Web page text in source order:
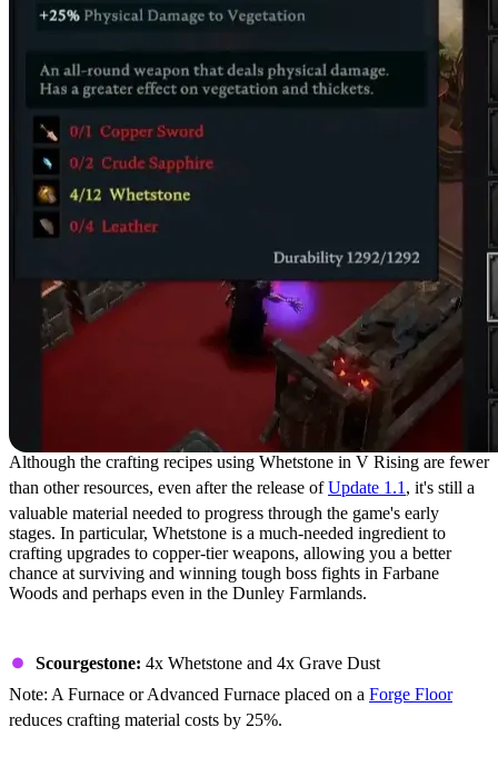
Although the crafting recipes using Whetstone in V Rising are fewer
than other resources, even after the release ofUpdate 1.1 , it's still a
valuable material needed to progress through the game's early
stages. In particular, Whetstone is a much-needed ingredient to
crafting upgrades to copper-tier weapons, allowing you a better
chance at surviving and winning tough boss fights in Farbane
Woods and perhaps even in the Dunley Farmlands.
Scourgestone: 4x Whetstone and 4x Grave Dust
Note: A Furnace or Advanced Furnace placed on a Forge Floor
reduces crafting material costs by 25%.